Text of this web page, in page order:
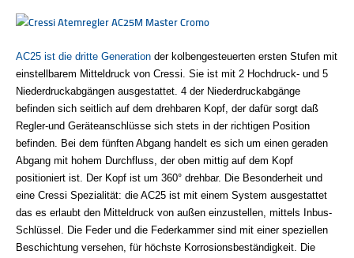
AC25 ist die dritte Generationder kolbengesteuerten ersten Stufen mit
einstellbarem Mitteldruck von Cressi. Sie ist mit 2 Hochdruck- und 5
Niederdruckabgängen ausgestattet. 4 der Niederdruckabgänge
befinden sich seitlich auf dem drehbaren Kopf, der dafür sorgt daß
Regler-und Geräteanschlüsse sich stets in der richtigen Position
befinden. Bei dem fünften Abgang handelt es sich um einen geraden
Abgang mit hohem Durchfluss, der oben mittig auf dem Kopf
positioniert ist. Der Kopf ist um 360° drehbar. Die Besonderheit und
eine Cressi Spezialität: die AC25 ist mit einem System ausgestattet
das es erlaubt den Mitteldruck von außen einzustellen, mittels Inbus-
Schlüssel. Die Feder und die Federkammer sind mit einer speziellen
Beschichtung versehen, für höchste Korrosionsbeständigkeit. Die